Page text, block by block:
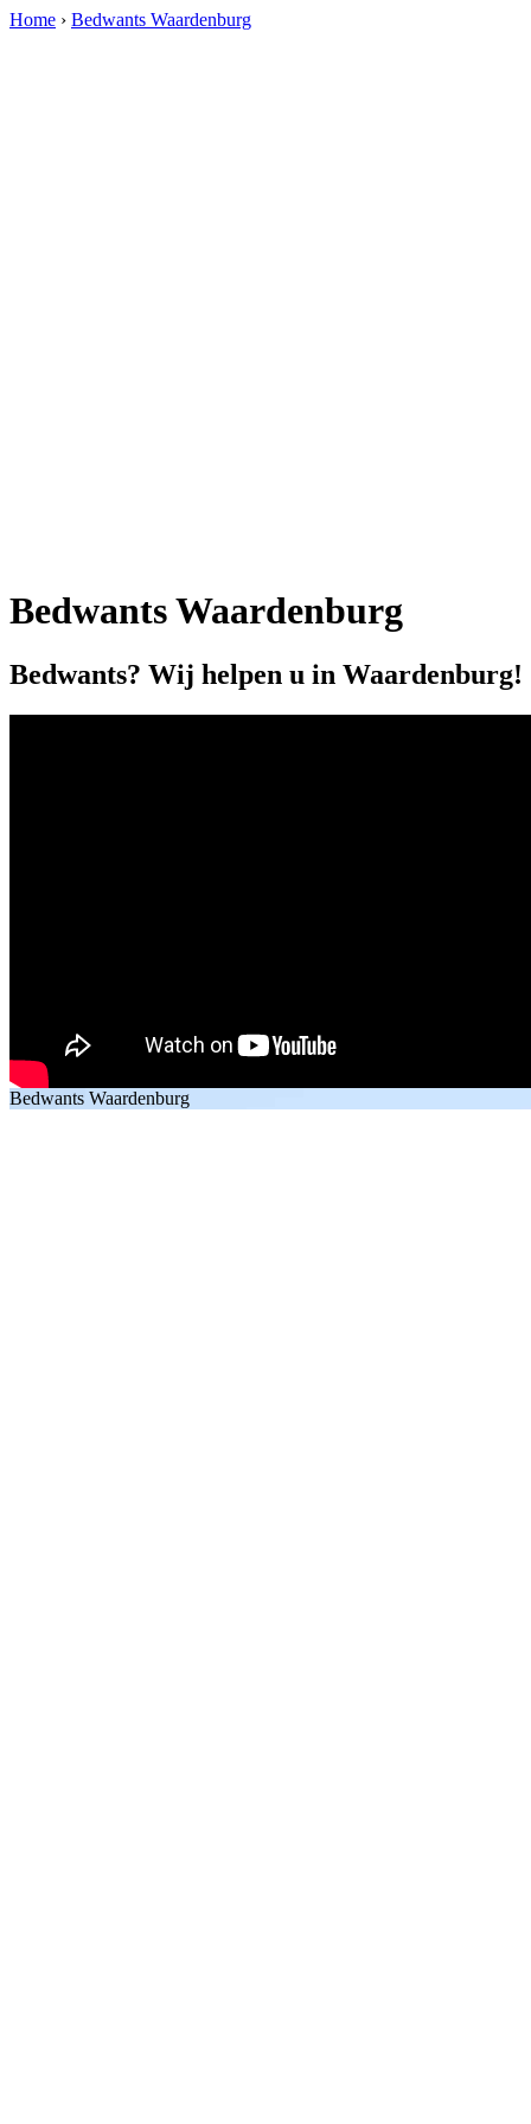
Home › Bedwants Waardenburg
Bedwants Waardenburg
Bedwants? Wij helpen u in Waardenburg!
Bedwants Waardenburg